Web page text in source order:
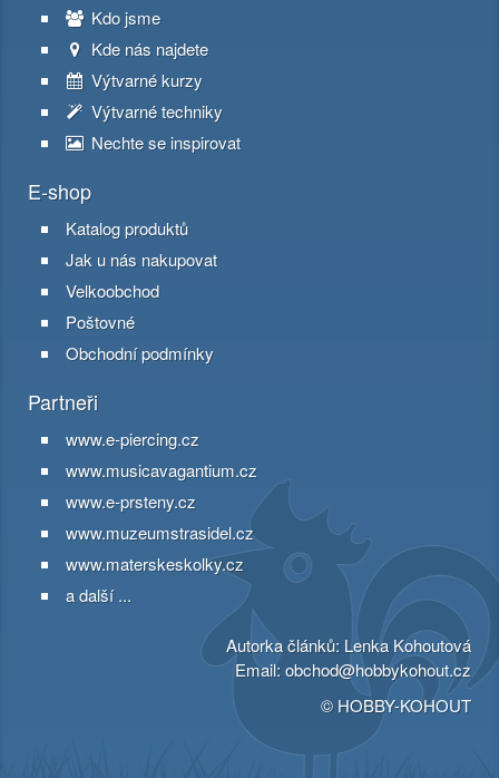
Kdo jsme
Kde nás najdete
Výtvarné kurzy
Výtvarné techniky
Nechte se inspirovat
E-shop
Katalog produktů
Jak u nás nakupovat
Velkoobchod
Poštovné
Obchodní podmínky
Partneři
www.e-piercing.cz
www.musicavagantium.cz
www.e-prsteny.cz
www.muzeumstrasidel.cz
www.materskeskolky.cz
a další ...
Autorka článků: Lenka Kohoutová
Email:obchod@hobbykohout.cz
© HOBBY-KOHOUT